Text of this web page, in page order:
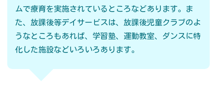
ムで療育を実施されているところなどあります。ま
た、放課後等デイサービスは、放課後児童クラブのよ
うなところもあれば、学習塾、運動教室、ダンスに特
化した施設などいろいろあります。